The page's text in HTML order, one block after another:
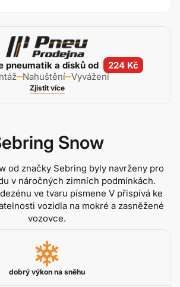
pneumatik a disků od
224 Kč
Nahuštění Vyvážení
Zjistit více
Snow
od značky Sebring byly navrženy pro
v náročných zimních podmínkách.
ve tvaru písmene V přispívá ke
vozidla na mokré a zasněžené
vozovce.
dobrý výkon na sněhu